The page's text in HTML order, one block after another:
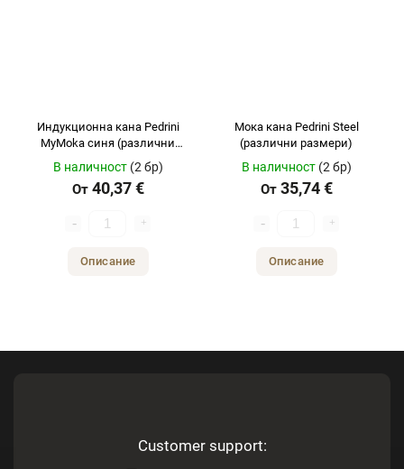
Индукционна кана Pedrini
MyMoka синя (различни
размери)
В наличност (2 бр)
От40,37 €
Описание
Мока кана Pedrini Steel
(различни размери)
В наличност (2 бр)
От35,74 €
Описание
Customer support: